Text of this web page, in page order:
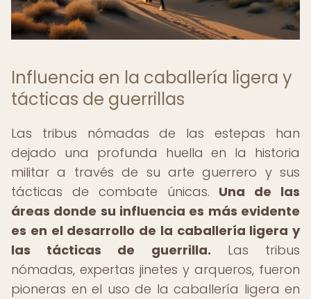
Influencia en la caballería ligera y
tácticas de guerrillas
Las tribus nómadas de las estepas han
dejado una profunda huella en la historia
militar a través de su arte guerrero y sus
tácticas de combate únicas. Una de las
áreas donde su influencia es más evidente
es en el desarrollo de la caballería ligera y
las tácticas de guerrilla. Las tribus
nómadas, expertas jinetes y arqueros, fueron
pioneras en el uso de la caballería ligera en